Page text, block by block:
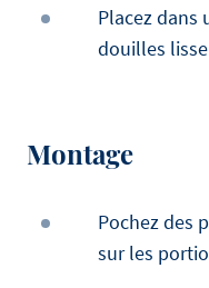
Placez dans
douilles
Montage
Pochez des
sur les